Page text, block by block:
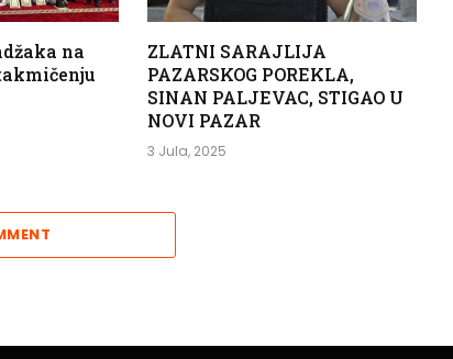
na
ZLATNI SARAJLIJA
PAZARSKOG POREKLA,
SINAN PALJEVAC, STIGAO U
NOVI PAZAR
3 Jula, 2025